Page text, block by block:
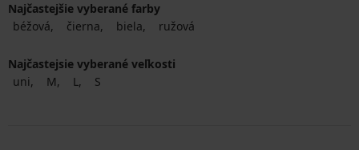
Najčastejšie vyberané farby
béžová
čierna biela ružová
Najčastejsie vyberané veľkosti
uni
M L S